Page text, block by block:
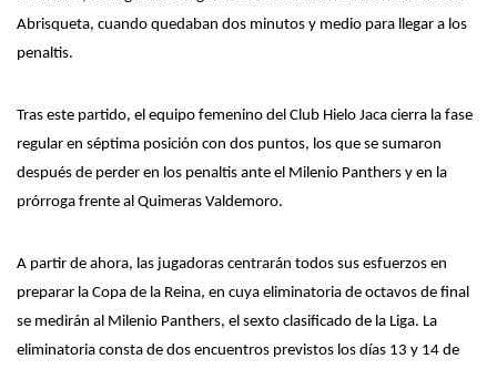
Abrisqueta, cuando quedaban dos minutos y medio para llegar a los
penaltis.
Tras este partido, el equipo femenino del Club Hielo Jaca cierra la fase
regular en séptima posición con dos puntos, los que se sumaron
después de perder en los penaltis ante el Milenio Panthers y en la
prórroga frente al Quimeras Valdemoro.
A partir de ahora, las jugadoras centrarán todos sus esfuerzos en
preparar la Copa de la Reina, en cuya eliminatoria de octavos de final
se medirán al Milenio Panthers, el sexto clasificado de la Liga. La
eliminatoria consta de dos encuentros previstos los días 13 y 14 de